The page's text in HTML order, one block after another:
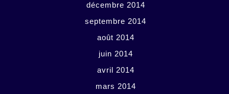
décembre 2014
septembre 2014
août 2014
juin 2014
avril 2014
mars 2014